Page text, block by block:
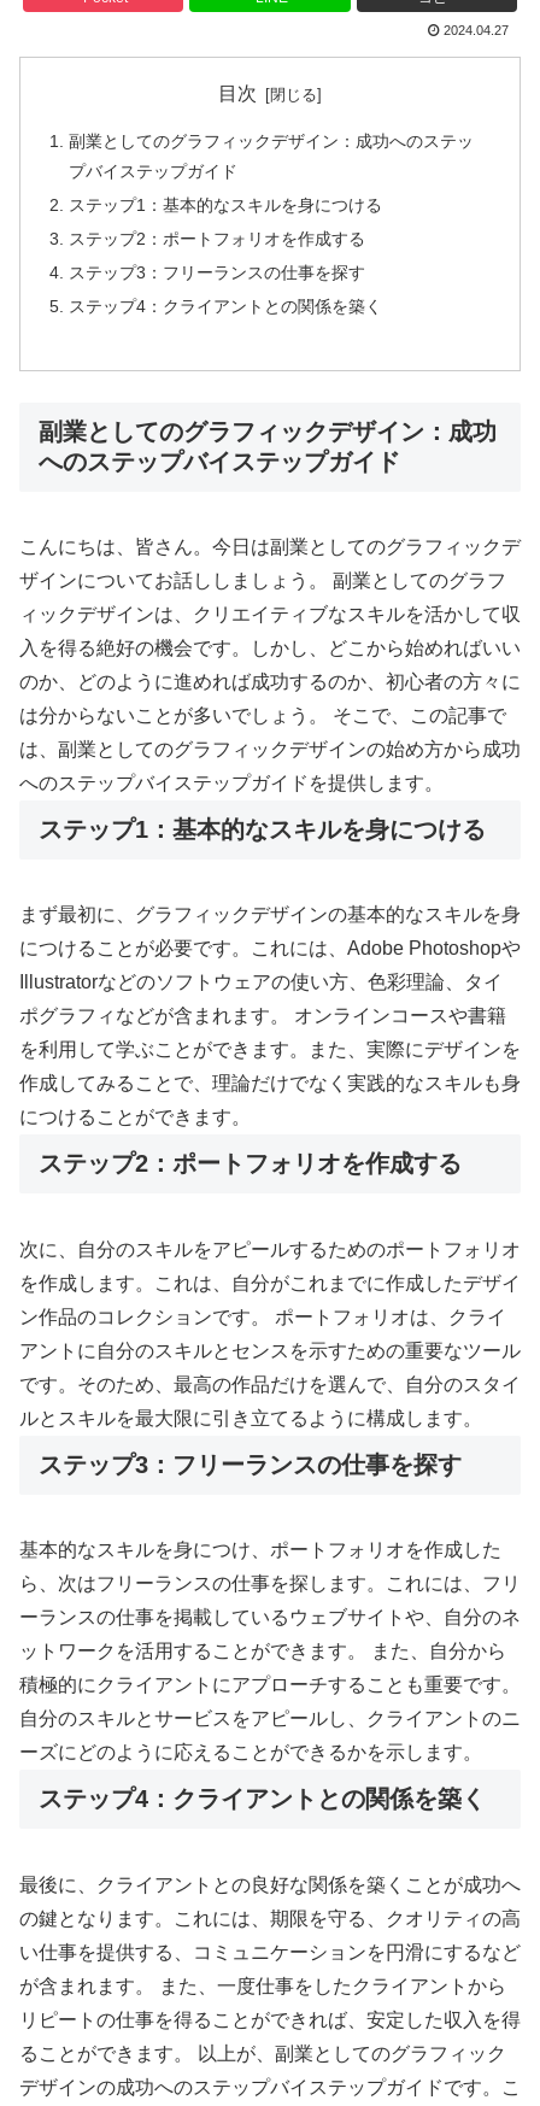
2024.04.27
目次
副業としてのグラフィックデザイン：成功へのステッ
プバイステップガイド
ステップ1：基本的なスキルを身につける
ステップ2：ポートフォリオを作成する
ステップ3：フリーランスの仕事を探す
ステップ4：クライアントとの関係を築く
副業としてのグラフィックデザイン：成功
へのステップバイステップガイド
こんにちは、皆さん。今日は副業としてのグラフィックデ
ザインについてお話ししましょう。 副業としてのグラフ
ィックデザインは、クリエイティブなスキルを活かして収
入を得る絶好の機会です。しかし、どこから始めればいい
のか、どのように進めれば成功するのか、初心者の方々に
は分からないことが多いでしょう。 そこで、この記事で
は、副業としてのグラフィックデザインの始め方から成功
へのステップバイステップガイドを提供します。
ステップ1：基本的なスキルを身につける
まず最初に、グラフィックデザインの基本的なスキルを身
につけることが必要です。これには、Adobe Photoshopや
Illustratorなどのソフトウェアの使い方、色彩理論、タイ
ポグラフィなどが含まれます。 オンラインコースや書籍
を利用して学ぶことができます。また、実際にデザインを
作成してみることで、理論だけでなく実践的なスキルも身
につけることができます。
ステップ2：ポートフォリオを作成する
次に、自分のスキルをアピールするためのポートフォリオ
を作成します。これは、自分がこれまでに作成したデザイ
ン作品のコレクションです。 ポートフォリオは、クライ
アントに自分のスキルとセンスを示すための重要なツール
です。そのため、最高の作品だけを選んで、自分のスタイ
ルとスキルを最大限に引き立てるように構成します。
ステップ3：フリーランスの仕事を探す
基本的なスキルを身につけ、ポートフォリオを作成した
ら、次はフリーランスの仕事を探します。これには、フリ
ーランスの仕事を掲載しているウェブサイトや、自分のネ
ットワークを活用することができます。 また、自分から
積極的にクライアントにアプローチすることも重要です。
自分のスキルとサービスをアピールし、クライアントのニ
ーズにどのように応えることができるかを示します。
ステップ4：クライアントとの関係を築く
最後に、クライアントとの良好な関係を築くことが成功へ
の鍵となります。これには、期限を守る、クオリティの高
い仕事を提供する、コミュニケーションを円滑にするなど
が含まれます。 また、一度仕事をしたクライアントから
リピートの仕事を得ることができれば、安定した収入を得
ることができます。 以上が、副業としてのグラフィック
デザインの成功へのステップバイステップガイドです。こ